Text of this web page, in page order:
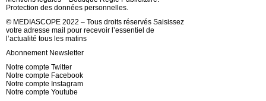
Protection des données personnelles.
© MEDIASCOPE 2022 – Tous droits réservés Saisissez
votre adresse mail pour recevoir l’essentiel de
l’actualité tous les matins
Abonnement Newsletter
Notre compte Twitter
Notre compte Facebook
Notre compte Instagram
Notre compte Youtube